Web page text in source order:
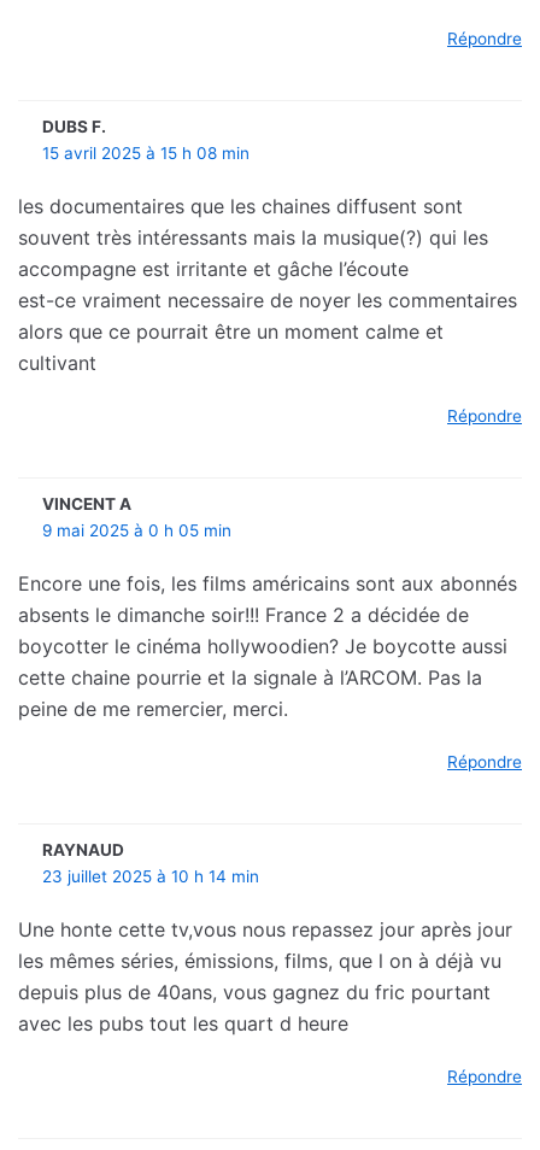
Répondre
DUBS F.
15 avril 2025 à 15 h 08 min
les documentaires que les chaines diffusent sont
souvent très intéressants mais la musique(?) qui les
accompagne est irritante et gâche l’écoute
est-ce vraiment necessaire de noyer les commentaires
alors que ce pourrait être un moment calme et
cultivant
Répondre
VINCENT A
9 mai 2025 à 0 h 05 min
Encore une fois, les films américains sont aux abonnés
absents le dimanche soir!!! France 2 a décidée de
boycotter le cinéma hollywoodien? Je boycotte aussi
cette chaine pourrie et la signale à l’ARCOM. Pas la
peine de me remercier, merci.
Répondre
RAYNAUD
23 juillet 2025 à 10 h 14 min
Une honte cette tv,vous nous repassez jour après jour
les mêmes séries, émissions, films, que l on à déjà vu
depuis plus de 40ans, vous gagnez du fric pourtant
avec les pubs tout les quart d heure
Répondre